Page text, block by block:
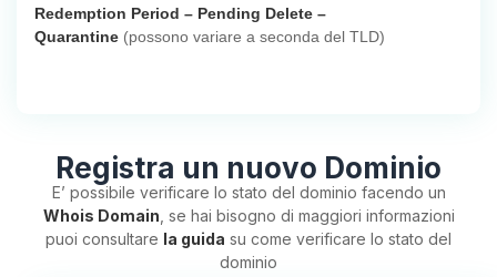
Redemption Period – Pending Delete –
Quarantine (possono variare a seconda del TLD)
Registra un nuovo Dominio
E’ possibile verificare lo stato del dominio facendo un
Whois Domain , se hai bisogno di maggiori informazioni
puoi consultare la guida su come verificare lo stato del
dominio